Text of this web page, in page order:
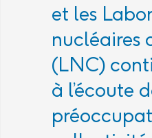
et les
nucléaires
(LNC)
à l’écoute